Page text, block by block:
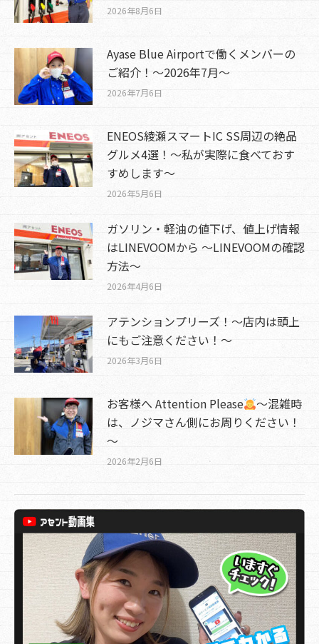
2026年8月6日
Ayase Blue Airportで働くメンバーの
ご紹介！～2026年7月～
2026年7月6日
ENEOS綾瀬スマートIC SS周辺の絶品
グルメ4選！～私が実際に食べておす
すめします～
2026年5月6日
ガソリン・軽油の値下げ、値上げ情報
はLINEVOOMから ～LINEVOOMの確認
方法～
2026年4月6日
アテンションプリーズ！～店内は頭上
にもご注意ください！～
2026年3月6日
お客様へ Attention Please
～混雑時
は、ノジマさん側にお周りください！
～
2026年2月6日